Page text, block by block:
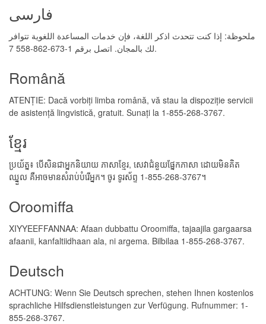
فارسی
ملحوظة: إذا كنت تتحدث اذكر اللغة، فإن خدمات المساعدة اللغوية تتوافر
لك بالمجان. اتصل برقم 1-673-862-558 7.
Română
ATENȚIE: Dacă vorbiți limba română, vă stau la dispoziție servicii
de asistență lingvistică, gratuit. Sunați la 1-855-268-3767.
ខ្មែរ
ប្រយ័ត្ន៖ បើសិនជាអ្នកនិយាយ ភាសាខ្មែរ, សេវាជំនួយផ្នែកភាសា ដោយមិនគិត
ឈ្នួល គឺអាចមានសំរាប់បំរើអ្នក។ ចូរ ទូរស័ព្ទ 1-855-268-3767។
Oroomiffa
XIYYEEFFANNAA: Afaan dubbattu Oroomiffa, tajaajila gargaarsa
afaanii, kanfaltiidhaan ala, ni argema. Bilbilaa 1-855-268-3767.
Deutsch
ACHTUNG: Wenn Sie Deutsch sprechen, stehen Ihnen kostenlos
sprachliche Hilfsdienstleistungen zur Verfügung. Rufnummer: 1-
855-268-3767.